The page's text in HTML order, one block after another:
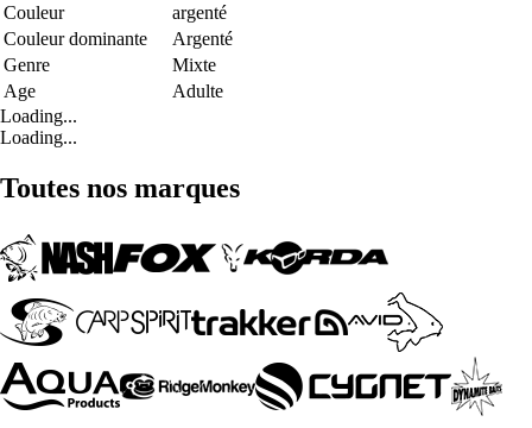
Couleur
argenté
Couleur dominante
Argenté
Genre
Mixte
Age
Adulte
Loading...
Loading...
Toutes nos marques